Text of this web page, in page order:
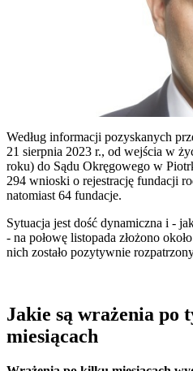
Według informacji pozyskanych
21 sierpnia 2023 r., od wejścia w
roku) do Sądu Okręgowego w
294 wnioski o rejestrację fundacji
natomiast 64 fundacje.
Sytuacja jest dość dynamiczna i -
- na połowę listopada złożono
nich zostało pozytywnie
Jakie są wrażenia po
miesiącach